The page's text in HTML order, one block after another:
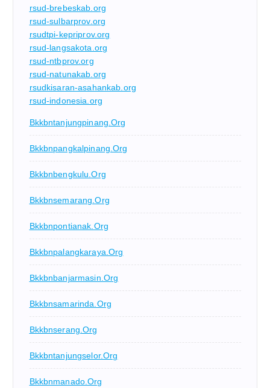
rsud-brebeskab.org
rsud-sulbarprov.org
rsudtpi-kepriprov.org
rsud-langsakota.org
rsud-ntbprov.org
rsud-natunakab.org
rsudkisaran-asahankab.org
rsud-indonesia.org
Bkkbntanjungpinang.org
Bkkbnpangkalpinang.org
Bkkbnbengkulu.org
Bkkbnsemarang.org
Bkkbnpontianak.org
Bkkbnpalangkaraya.org
Bkkbnbanjarmasin.org
Bkkbnsamarinda.org
Bkkbnserang.org
Bkkbntanjungselor.org
Bkkbnmanado.org